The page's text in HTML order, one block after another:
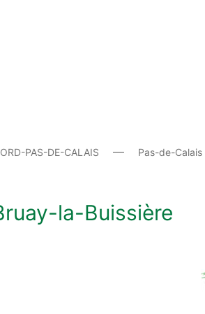
PAS-DE-CALAIS Pas-de-Calais
la-Buissière